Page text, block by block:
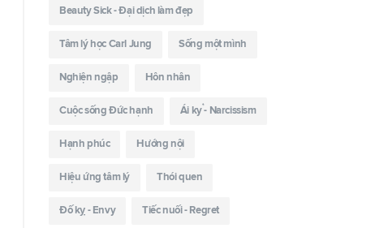
Beauty Sick - Đại dịch làm đẹp
Tâm lý học Carl Jung Sống một mình
Nghiện ngập Hôn nhân
Cuộc sống Đức hạnh Ái kỷ - Narcissism
Hạnh phúc Hướng nội
Hiệu ứng tâm lý Thói quen
Đố kỵ - Envy Tiếc nuối - Regret